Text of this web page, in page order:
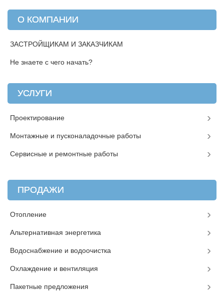
О КОМПАНИИ
ЗАСТРОЙЩИКАМ И ЗАКАЗЧИКАМ
Не знаете с чего начать?
УСЛУГИ
Проектирование
Монтажные и пусконаладочные работы
Сервисные и ремонтные работы
ПРОДАЖИ
Отопление
Альтернативная энергетика
Водоснабжение и водоочистка
Охлаждение и вентиляция
Пакетные предложения